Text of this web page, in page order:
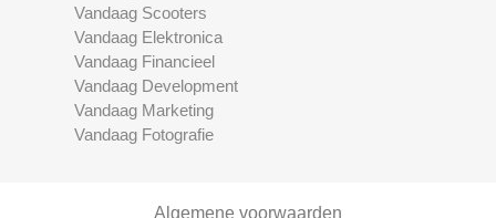
Vandaag Scooters
Vandaag Elektronica
Vandaag Financieel
Vandaag Development
Vandaag Marketing
Vandaag Fotografie
Algemene voorwaarden